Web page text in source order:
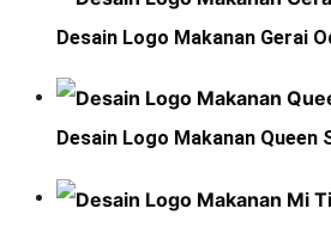
Desain Logo Makanan Gerai
Desain Logo Makanan Queen